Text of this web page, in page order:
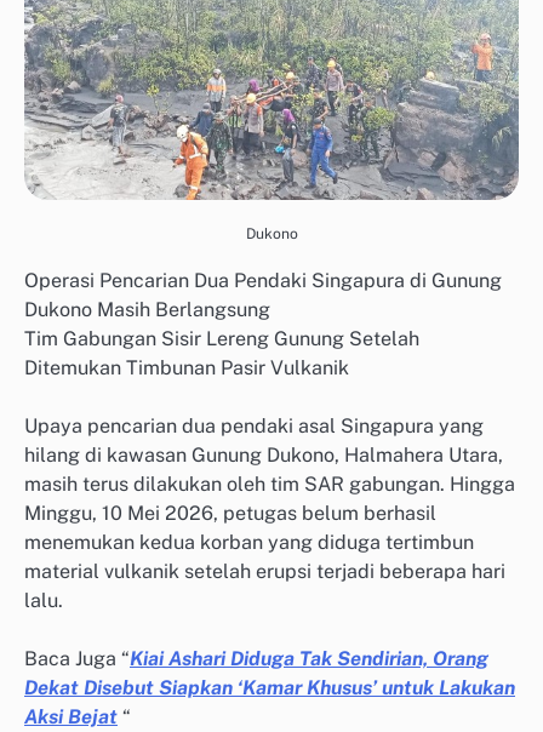
Dukono
Operasi Pencarian Dua Pendaki Singapura di Gunung
Dukono Masih Berlangsung
Tim Gabungan Sisir Lereng Gunung Setelah
Ditemukan Timbunan Pasir Vulkanik
Upaya pencarian dua pendaki asal Singapura yang
hilang di kawasan Gunung Dukono, Halmahera Utara,
masih terus dilakukan oleh tim SAR gabungan. Hingga
Minggu, 10 Mei 2026, petugas belum berhasil
menemukan kedua korban yang diduga tertimbun
material vulkanik setelah erupsi terjadi beberapa hari
lalu.
Baca Juga “Kiai Ashari Diduga Tak Sendirian, Orang
Dekat Disebut Siapkan ‘Kamar Khusus’ untuk Lakukan
Aksi Bejat “